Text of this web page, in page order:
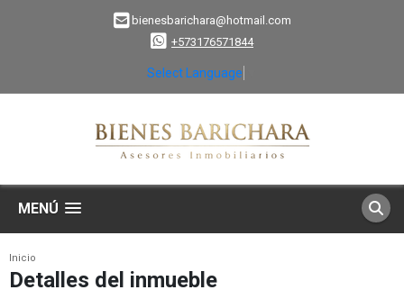
bienesbarichara@hotmail.com
+573176571844
Select Language
MENÚ
Inicio
Detalles del inmueble